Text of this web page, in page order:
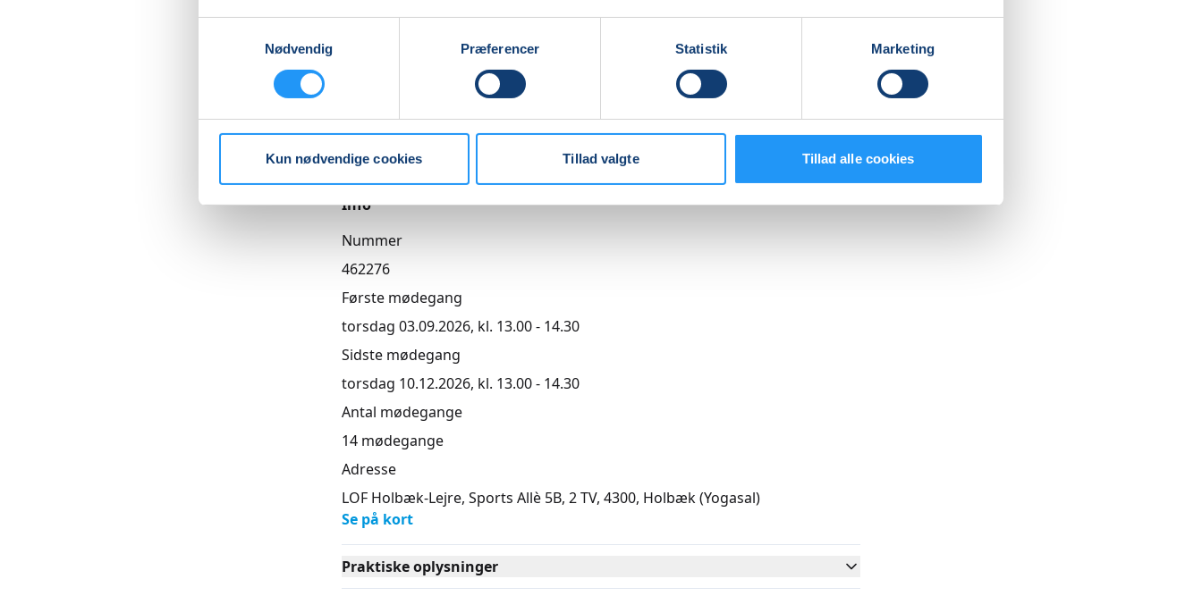
Nødvendig
Præferencer Statistik Marketing
Kun nødvendige cookies Tillad valgte Tillad alle cookies
Almen
DKK 1.290,00
Info
Nummer
462276
Første mødegang
torsdag 03.09.2026, kl. 13.00 - 14.30
Sidste mødegang
torsdag 10.12.2026, kl. 13.00 - 14.30
Antal mødegange
14 mødegange
Adresse
LOF Holbæk-Lejre, Sports Allè 5B, 2 TV, 4300, Holbæk(Yogasal)
Se på kort
Praktiske oplysninger